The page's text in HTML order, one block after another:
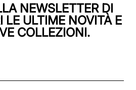
NEWSLETTER DI
LE ULTIME NOVITÀ E
COLLEZIONI.